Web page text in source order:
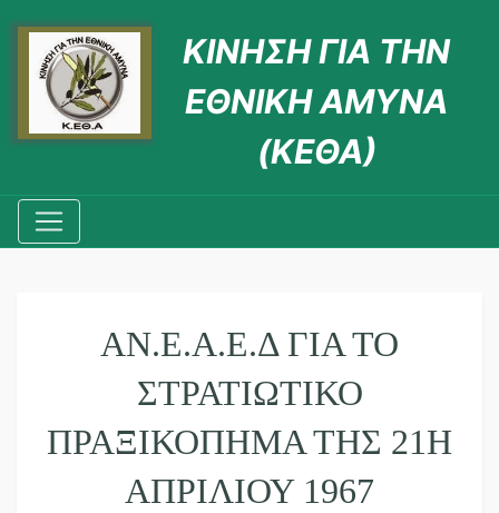
ΚΙΝΗΣΗ ΓΙΑ ΤΗΝ
ΕΘΝΙΚΗ ΑΜΥΝΑ
(ΚΕΘΑ)
ΑΝ.Ε.Α.Ε.Δ ΓΙΑ ΤΟ
ΣΤΡΑΤΙΩΤΙΚΌ
ΠΡΑΞΙΚΌΠΗΜΑ ΤΗΣ 21Η
ΑΠΡΙΛΊΟΥ 1967